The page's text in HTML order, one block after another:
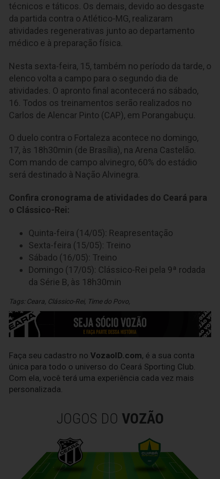
técnicos e táticos. Os demais, devido ao desgaste
da partida contra o Atlético-MG, realizaram
atividades regenerativas junto ao departamento
médico e à preparação física.
Nesta sexta-feira, 15, também no período da tarde, o
elenco volta a campo para o segundo dia de
atividades. O apronto final acontecerá no sábado,
16. Todos os treinamentos serão realizados no
Carlos de Alencar Pinto (CAP), em Porangabuçu.
O duelo contra o Fortaleza acontece no domingo,
17, às 18h30min (de Brasília), na Arena Castelão.
Com mando de campo alvinegro, 60% do estádio
será destinado à Nação Alvinegra.
Confira cronograma de atividades do Ceará para
o Clássico-Rei:
Quinta-feira (14/05): Reapresentação
Sexta-feira (15/05): Treino
Sábado (16/05): Treino
Domingo (17/05): Clássico-Rei pela 9ª rodada
da Série B, às 18h30min
Tags: Ceara Clássico-Rei, Time do Povo
Faça seu cadastro no VozaoID.com, é a sua conta
única para todo o universo do Ceará Sporting Club.
Com ela, você terá uma experiência cada vez mais
personalizada.
JOGOS DO VOZÃO